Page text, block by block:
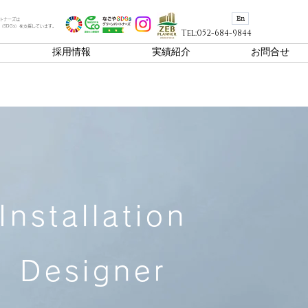
ナーズは
SDGs）を支援しています。
En
Tel:052-684-9844
採用情報 実績紹介 お問合せ
Designer